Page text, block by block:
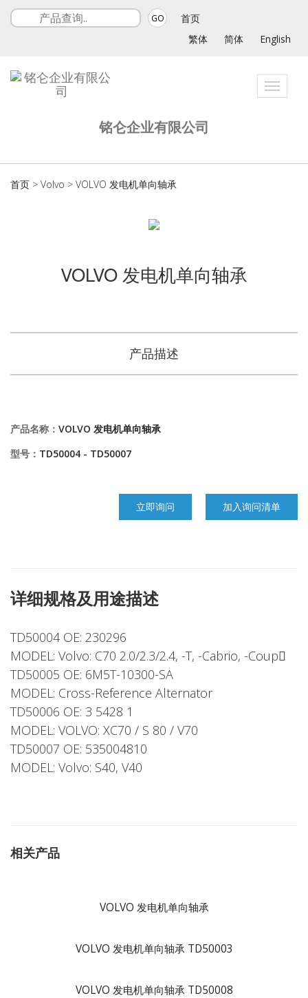
GO
首页
繁体
简体 English
Toggle
铭仑企业有限公司
首页 > Volvo > VOLVO 发电机单向轴承
VOLVO 发电机单向轴承
产品描述
产品名称： VOLVO 发电机单向轴承
型号： TD50004 - TD50007
立即询问 加入询问清单
详细规格及用途描述
TD50004 OE: 230296
MODEL: Volvo: C70 2.0/2.3/2.4, -T, -Cabrio, -Coup
TD50005 OE: 6M5T-10300-SA
MODEL: Cross-Reference Alternator
TD50006 OE: 3 5428 1
MODEL: VOLVO: XC70 / S 80 / V70
TD50007 OE: 535004810
MODEL: Volvo: S40, V40
相关产品
VOLVO 发电机单向轴承
VOLVO 发电机单向轴承 TD50003
VOLVO 发电机单向轴承 TD50008